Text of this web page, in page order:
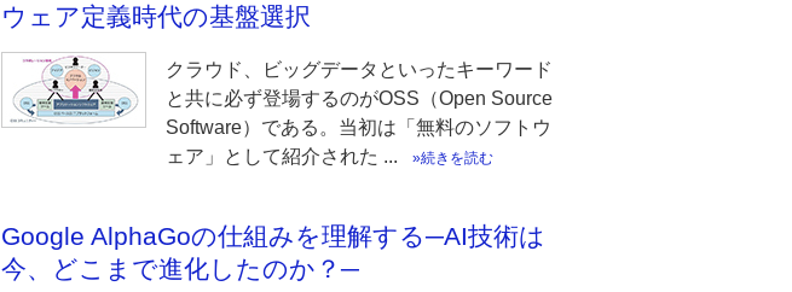
ウェア定義時代の基盤選択
クラウド、ビッグデータといったキーワード
と共に必ず登場するのがOSS（Open Source
Software）である。当初は「無料のソフトウ
ェア」として紹介された ...
続きを読む
Google AlphaGoの仕組みを理解する─AI技術は
今、どこまで進化したのか？─